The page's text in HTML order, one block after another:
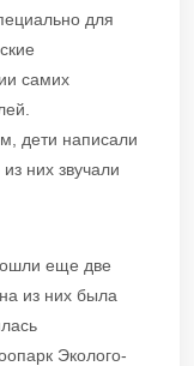
для
самих
дети написали
них звучали
еще две
из них была
Эколого-